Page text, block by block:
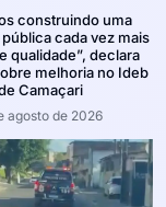
construindo uma
cada vez mais
qualidade”, declara
melhoria no Ideb
Camaçari
agosto de 2026